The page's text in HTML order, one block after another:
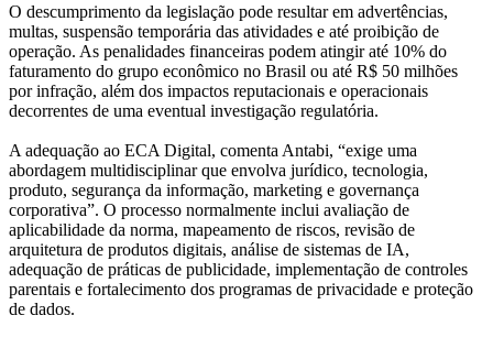
O descumprimento da legislação pode resultar em advertências,
multas, suspensão temporária das atividades e até proibição de
operação. As penalidades financeiras podem atingir até 10% do
faturamento do grupo econômico no Brasil ou até R$ 50 milhões
por infração, além dos impactos reputacionais e operacionais
decorrentes de uma eventual investigação regulatória.
A adequação ao ECA Digital, comenta Antabi, “exige uma
abordagem multidisciplinar que envolva jurídico, tecnologia,
produto, segurança da informação, marketing e governança
corporativa”. O processo normalmente inclui avaliação de
aplicabilidade da norma, mapeamento de riscos, revisão de
arquitetura de produtos digitais, análise de sistemas de IA,
adequação de práticas de publicidade, implementação de controles
parentais e fortalecimento dos programas de privacidade e proteção
de dados.